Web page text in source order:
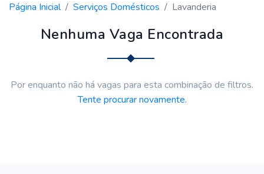
Página Inicial Serviços Domésticos Lavanderia
Nenhuma Vaga Encontrada
Por enquanto não há vagas para esta combinação de filtros.
Tente procurar novamente.